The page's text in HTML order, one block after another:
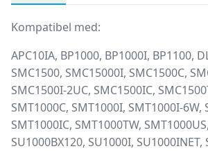
Kompatibel med:
APC10IA, BP1000, BP1000I, BP1100,
SMC1500, SMC15000I, SMC1500C,
SMC1500I-2UC, SMC1500IC,
SMT1000C, SMT1000I, SMT1000I-6W,
SMT1000IC, SMT1000TW,
SU1000BX120, SU1000I, SU1000INET,